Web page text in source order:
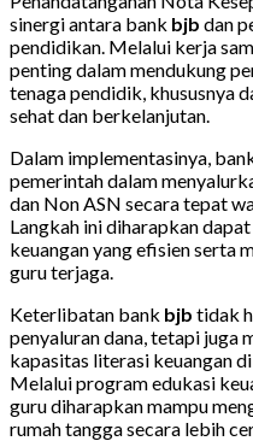
sinergi antara bank bjb dan
pendidikan. Melalui kerja
penting dalam mendukung
tenaga pendidik, khususnya
sehat dan berkelanjutan.
Dalam implementasinya,
pemerintah dalam
dan Non ASN secara tepat
Langkah ini diharapkan
keuangan yang efisien serta
guru terjaga.
Keterlibatan bank bjb tidak
penyaluran dana, tetapi juga
kapasitas literasi keuangan
Melalui program edukasi
guru diharapkan mampu
rumah tangga secara lebih